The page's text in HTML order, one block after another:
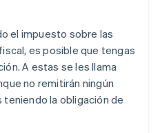
el impuesto sobre las
es posible que tengas
A estas se les llama
no remitirán ningún
la obligación de